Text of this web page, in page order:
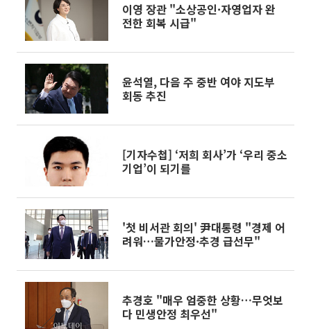
이영 장관 "소상공인·자영업자 완
전한 회복 시급"
윤석열, 다음 주 중반 여야 지도부
회동 추진
[기자수첩] ‘저희 회사’가 ‘우리 중소
기업’이 되기를
'첫 비서관 회의' 尹대통령 "경제 어
려워…물가안정·추경 급선무"
추경호 "매우 엄중한 상황…무엇보
다 민생안정 최우선"